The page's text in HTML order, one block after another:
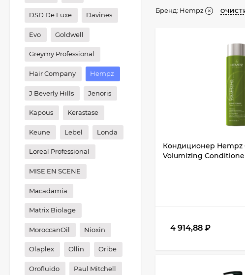
Бренд: Hempz
Кондиционер Hempz
Volumizing
4 914,88 ₽
DSD De Luxe Davines
Evo Goldwell
Greymy Professional
Hair Company Hempz
J Beverly Hills Jenoris
Kapous Kerastase
Keune Lebel Londa
Loreal Professional
MISE EN SCENE
Macadamia
Matrix Biolage
MoroccanOil Nioxin
Olaplex Ollin Oribe
Orofluido Paul Mitchell